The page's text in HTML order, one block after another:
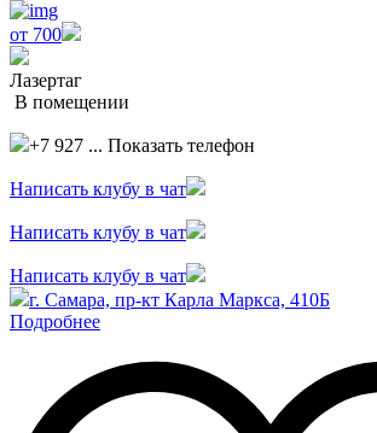
от 700
Лазертаг
В помещении
+7 927 ... Показать телефон
Написать клубу в чат
Написать клубу в чат
Написать клубу в чат
г. Самара, пр-кт Карла Маркса, 410Б
Подробнее